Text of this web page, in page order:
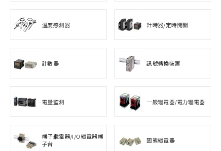
溫度感測器 計時器/定時開關
計數器 訊號轉換裝置
電量監測 一般繼電器/電力繼電器
端子繼電器/I/O繼電器端
子台
固態繼電器